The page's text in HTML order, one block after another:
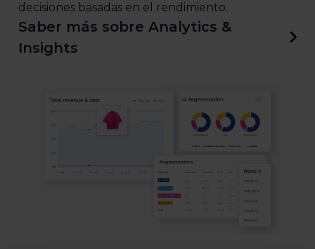
decisiones basadas en el rendimiento.
Saber más sobre Analytics &
Insights